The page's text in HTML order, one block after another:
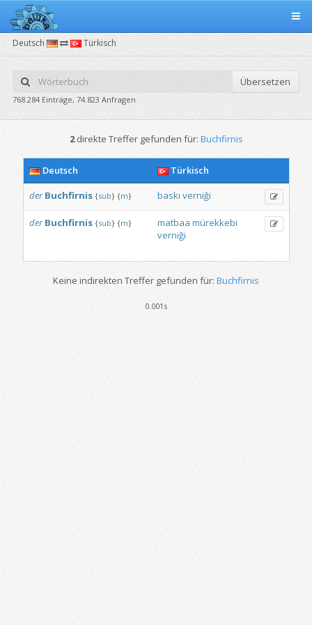
Deutsch Türkisch
Übersetzen
768.284 Einträge, 74.823 Anfragen
2direkte Treffer gefunden für: Buchfirnis
Deutsch
Türkisch
der Buchfirnis {sub} {m} baskı verniği
der Buchfirnis {sub} {m} matbaa mürekkebi
verniği
Keine indirekten Treffer gefunden für: Buchfirnis
0.001s